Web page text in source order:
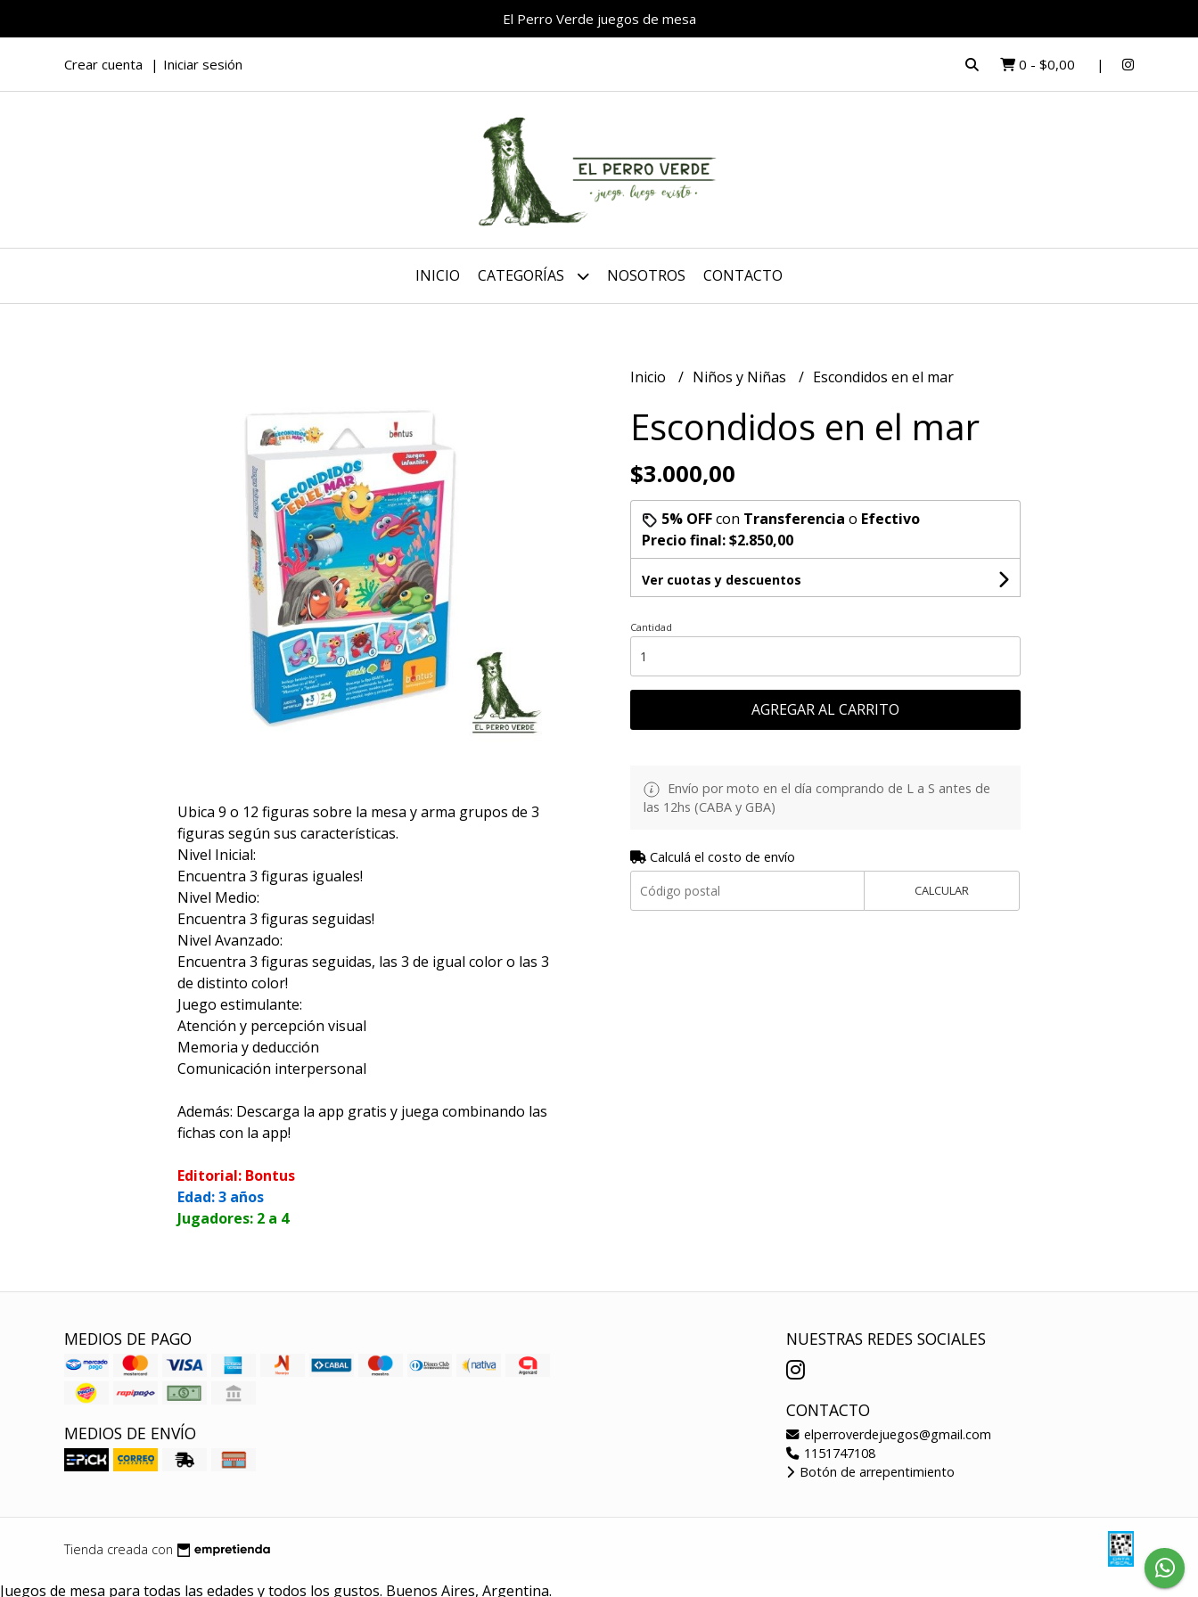
El Perro Verde juegos de mesa
Crear cuenta Iniciar sesión 0 - $0,00
INICIO CATEGORÍAS NOSOTROS CONTACTO
Ubica 9 o 12 figuras sobre la mesa y arma grupos de 3
figuras según sus características.
Nivel Inicial:
Encuentra 3 figuras iguales!
Nivel Medio:
Encuentra 3 figuras seguidas!
Nivel Avanzado:
Encuentra 3 figuras seguidas, las 3 de igual color o las 3
de distinto color!
Juego estimulante:
Atención y percepción visual
Memoria y deducción
Comunicación interpersonal
Además: Descarga la app gratis y juega combinando las
fichas con la app!
Editorial: Bontus
Edad: 3 años
Jugadores: 2 a 4
Inicio Niños y Niñas Escondidos en el mar
Escondidos en el mar
$3.000,00
5% OFFcon Transferencia o Efectivo
Precio final:$2.850,00
Ver cuotas y descuentos
Cantidad
AGREGAR AL CARRITO
Envío por moto en el día comprando de L a S antes de
las 12hs (CABA y GBA)
Calculá el costo de envío
CALCULAR
MEDIOS DE PAGO
MEDIOS DE ENVÍO
NUESTRAS REDES SOCIALES
CONTACTO
elperroverdejuegos@gmail.com
1151747108
Botón de arrepentimiento
Tienda creada con
Juegos de mesa para todas las edades y todos los gustos. Buenos Aires, Argentina.